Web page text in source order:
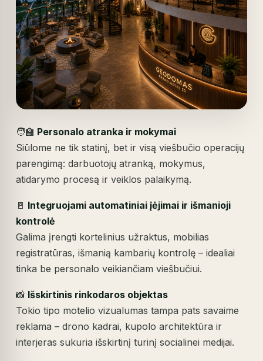
🧑‍🏫 Personalo atranka ir mokymai
Siūlome ne tik statinį, bet ir visą viešbučio operacijų
parengimą: darbuotojų atranką, mokymus,
atidarymo procesą ir veiklos palaikymą.
🚪 Integruojami automatiniai įėjimai ir išmanioji
kontrolė
Galima įrengti kortelinius užraktus, mobilias
registratūras, išmanią kambarių kontrolę – idealiai
tinka be personalo veikiančiam viešbučiui.
📸 Išskirtinis rinkodaros objektas
Tokio tipo motelio vizualumas tampa pats savaime
reklama – drono kadrai, kupolo architektūra ir
interjeras sukuria išskirtinį turinį socialinei medijai.